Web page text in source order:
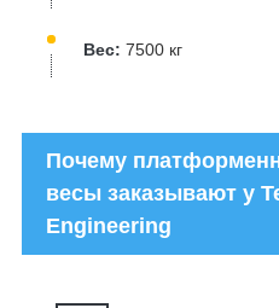
Вес: 7500 кг
Почему
весы заказывают у
Engineering